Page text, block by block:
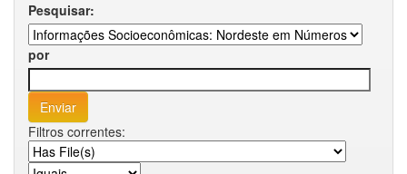
Pesquisar:
por
Filtros correntes: